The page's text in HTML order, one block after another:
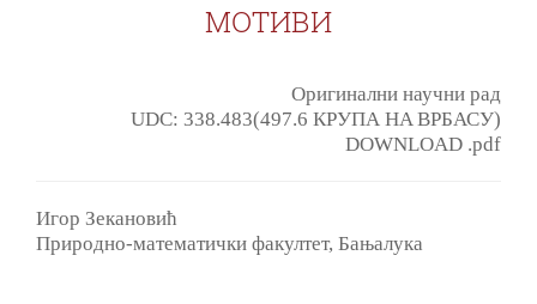
МОТИВИ
Оригинални научни рад
UDC: 338.483(497.6 КРУПА HA ВРБАСУ)
DOWNLOAD .pdf
Игор Зекановић
Природно-математички факултет, Бањалука